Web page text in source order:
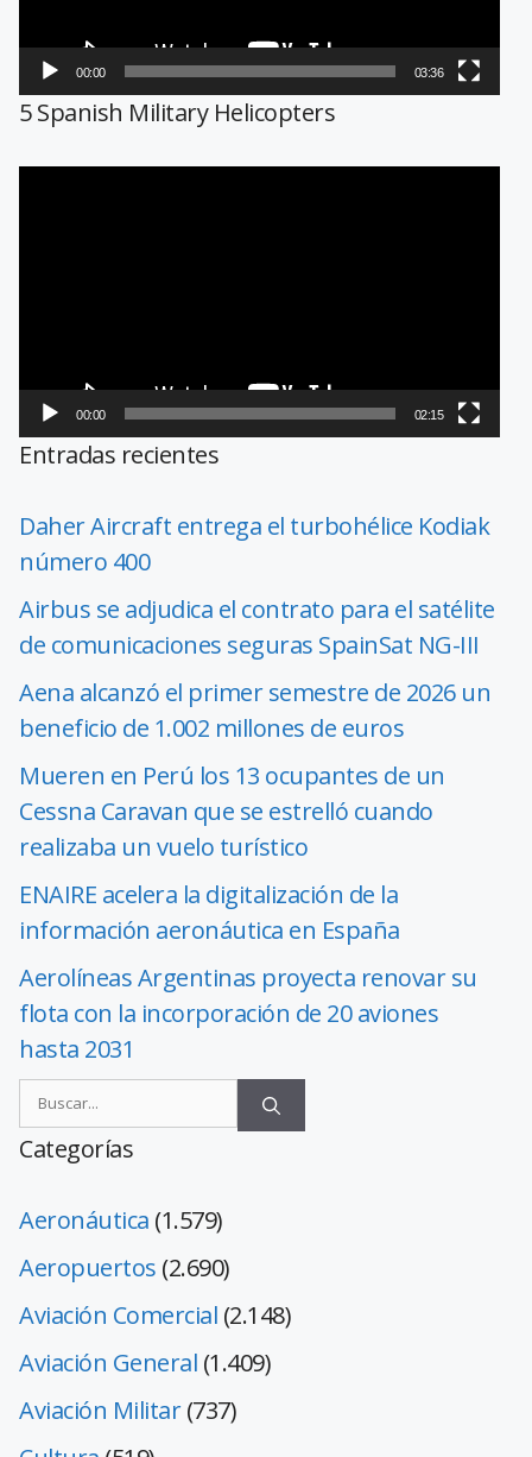
00:00 03:36
5 Spanish Military Helicopters
00:00 02:15
Entradas recientes
Daher Aircraft entrega el turbohélice Kodiak
número 400
Airbus se adjudica el contrato para el satélite
de comunicaciones seguras SpainSat NG-III
Aena alcanzó el primer semestre de 2026 un
beneficio de 1.002 millones de euros
Mueren en Perú los 13 ocupantes de un
Cessna Caravan que se estrelló cuando
realizaba un vuelo turístico
ENAIRE acelera la digitalización de la
información aeronáutica en España
Aerolíneas Argentinas proyecta renovar su
flota con la incorporación de 20 aviones
hasta 2031
Categorías
Aeronáutica (1.579)
Aeropuertos (2.690)
Aviación Comercial (2.148)
Aviación General (1.409)
Aviación Militar(737)